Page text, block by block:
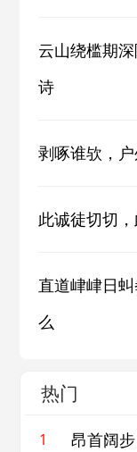
云山绕槛期
诗
剥啄谁欤，
此诚徒切切
直道峍峍日
么
热门
1 昂首阔